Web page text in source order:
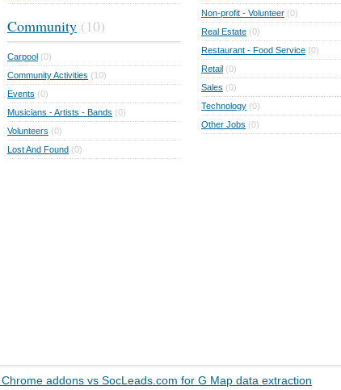
Community (10)
Carpool (0)
Community Activities (10)
Events (0)
Musicians - Artists - Bands (0)
Volunteers (0)
Lost And Found (0)
Non-profit - Volunteer (0)
Real Estate (0)
Restaurant - Food Service (0)
Retail (0)
Sales (0)
Technology (0)
Other Jobs (0)
addons vs SocLeads.com for G Map data extraction